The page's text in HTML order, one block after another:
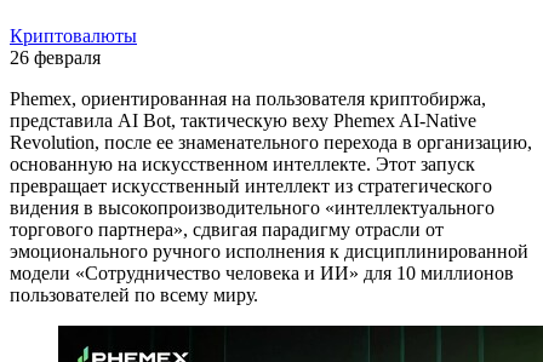
Криптовалюты
26 февраля
Phemex, ориентированная на пользователя криптобиржа,
представила AI Bot, тактическую веху Phemex AI-Native
Revolution, после ее знаменательного перехода в организацию,
основанную на искусственном интеллекте. Этот запуск
превращает искусственный интеллект из стратегического
видения в высокопроизводительного «интеллектуального
торгового партнера», сдвигая парадигму отрасли от
эмоционального ручного исполнения к дисциплинированной
модели «Сотрудничество человека и ИИ» для 10 миллионов
пользователей по всему миру.